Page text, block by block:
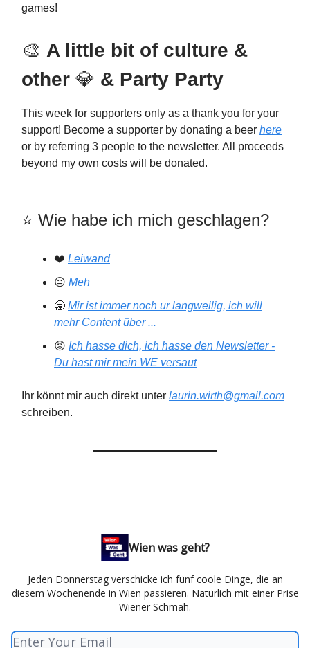
games!
🎨 A little bit of culture &
other 💎 & Party Party
This week for supporters only as a thank you for your
support! Become a supporter by donating a beer here
or by referring 3 people to the newsletter. All proceeds
beyond my own costs will be donated.
⭐️️ Wie habe ich mich geschlagen?
❤️ Leiwand
😐 Meh
🥱 Mir ist immer noch ur langweilig, ich will
mehr Content über ...
😡 Ich hasse dich, ich hasse den Newsletter -
Du hast mir mein WE versaut
Ihr könnt mir auch direkt unter laurin.wirth@gmail.com
schreiben.
Wien was geht?
Jeden Donnerstag verschicke ich fünf coole Dinge, die an
diesem Wochenende in Wien passieren. Natürlich mit einer Prise
Wiener Schmäh.